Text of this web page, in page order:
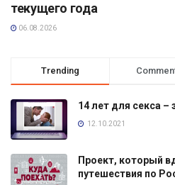
текущего года
06.08.2026
Trending
14 лет для секса
12.10.2021
Проект, который
путешествия по